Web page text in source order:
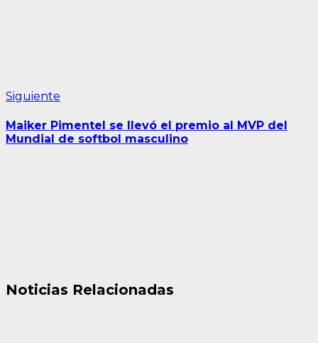
Siguiente
Maiker Pimentel se llevó el premio al MVP del
Mundial de softbol masculino
Noticias Relacionadas